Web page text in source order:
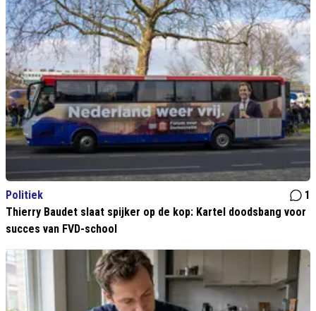
Politiek
1
Thierry Baudet slaat spijker op de kop: Kartel doodsbang voor
succes van FVD-school